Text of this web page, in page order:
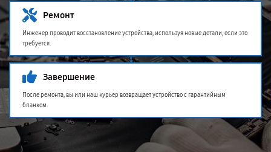
Ремонт
Инженер проводит восстановление устройства, используя новые детали, если это
требуется.
Завершение
После ремонта, вы или наш курьер возвращает устройство с гарантийным
бланком.